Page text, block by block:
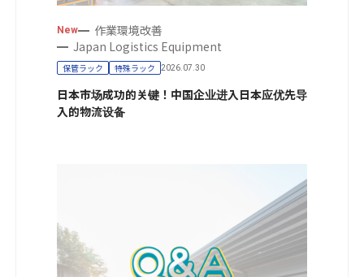
New
作業環境改善
Japan Logistics Equipment
保管ラック 特殊ラック 2026.07.30
日本市场成功的关键！中国企业进入日本应优先导
入的物流设备